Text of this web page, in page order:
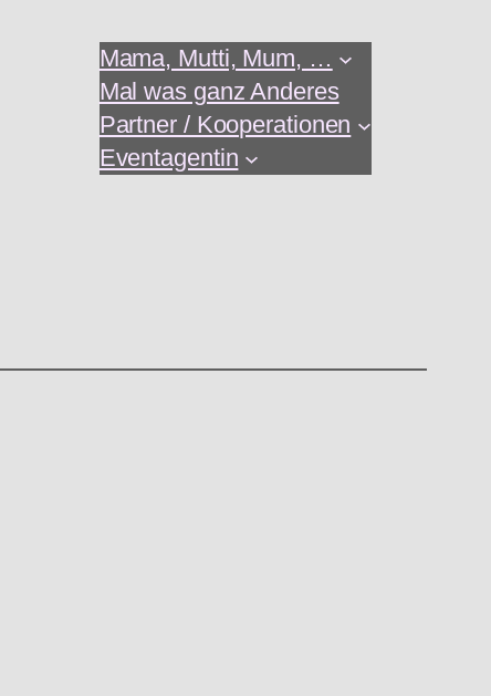
Mama, Mutti, Mum, …
Mal was ganz Anderes
Partner / Kooperationen
Eventagentin